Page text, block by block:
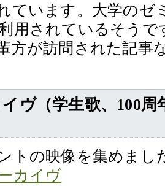
ています。大学のゼ
用されているそうで
方が訪問された記事
ヴ（学生歌、100周
トの映像を集めまし
カイヴ